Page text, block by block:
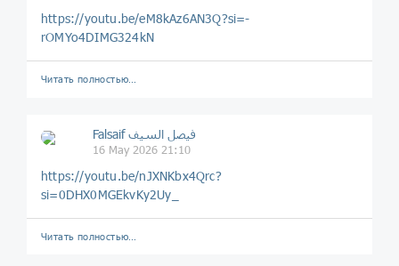
https://youtu.be/eM8kAz6AN3Q?si=-
rOMYo4DIMG324kN
Читать полностью…
Falsaif فيصل السيف
16 May 2026 21:10
https://youtu.be/nJXNKbx4Qrc?
si=0DHX0MGEkvKy2Uy_
Читать полностью…